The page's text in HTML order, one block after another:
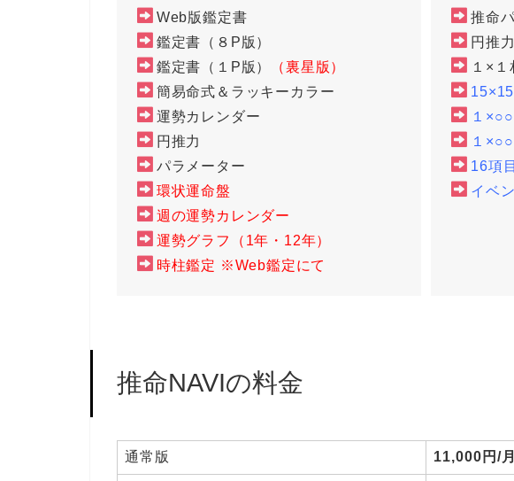
Web版鑑定書
鑑定書（８P版）
鑑定書（１P版）
（裏星版）
簡易命式＆ラッキーカラー
運勢カレンダー
円推力
パラメーター
環状運命盤
週の運勢カレンダー
運勢グラフ（1年・12年）
時柱鑑定 ※Web鑑定にて
推命
円推
１×１
１
１
16項
イベ
推命NAVIの料金
通常版 11,000円/月